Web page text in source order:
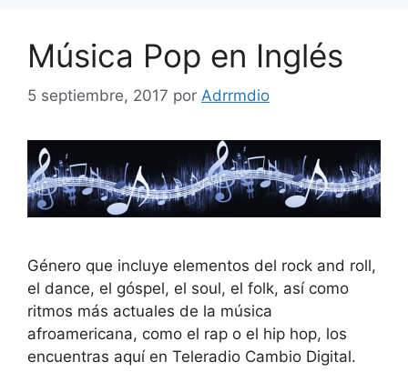
Música Pop en Inglés
5 septiembre, 2017 por Adrrmdio
Género que incluye elementos del rock and roll,
el dance, el góspel, el soul, el folk, así como
ritmos más actuales de la música
afroamericana, como el rap o el hip hop, los
encuentras aquí en Teleradio Cambio Digital.